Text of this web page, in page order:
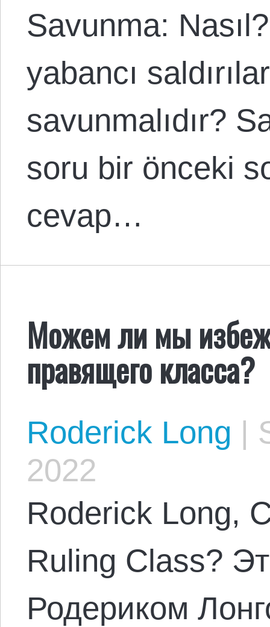
Savunma:
yabancı
savunmalıdır?
soru bir önceki
cevap…
Можем ли мы
правящего класса?
Roderick Long |
2022
Roderick Long,
Ruling Class?
Родериком